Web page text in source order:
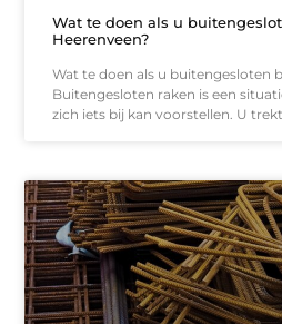
Wat te doen als u
Heerenveen?
Wat te doen als u buitengesloten
Buitengesloten raken is een
zich iets bij kan voorstellen. U